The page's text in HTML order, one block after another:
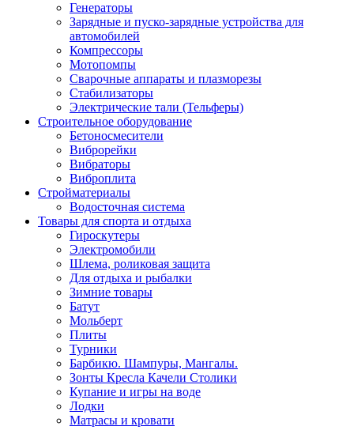
Генераторы
Зарядные и пуско-зарядные устройства для
автомобилей
Компрессоры
Мотопомпы
Сварочные аппараты и плазморезы
Стабилизаторы
Электрические тали (Тельферы)
Строительное оборудование
Бетоносмесители
Виброрейки
Вибраторы
Виброплита
Стройматериалы
Водосточная система
Товары для спорта и отдыха
Гироскутеры
Электромобили
Шлема, роликовая защита
Для отдыха и рыбалки
Зимние товары
Батут
Мольберт
Плиты
Турники
Барбикю. Шампуры, Мангалы.
Зонты Кресла Качели Столики
Купание и игры на воде
Лодки
Матрасы и кровати